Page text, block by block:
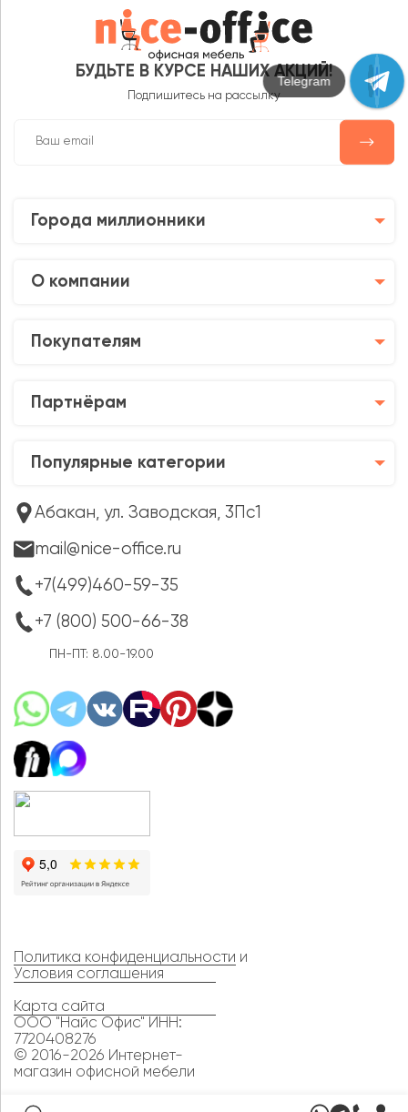
БУДЬТЕ В КУРСЕ НАШИХ АКЦИЙ!
Подпишитесь на рассылку
Города миллионники
О компании
Покупателям
Партнёрам
Популярные категории
Абакан, ул. Заводская, 3Пс1
mail@nice-office.ru
+7(499)460-59-35
+7 (800) 500-66-38
ПН-ПТ: 8.00-19.00
Политика конфиденциальности и
Условия соглашения
Карта сайта
ООО "Найс Офис" ИНН:
7720408276
© 2016-2026 Интернет-
магазин офисной мебели
Max